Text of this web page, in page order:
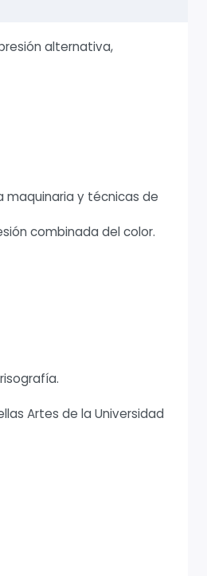
alternativa,
maquinaria y técnicas de
combinada del color.
Artes de la Universidad